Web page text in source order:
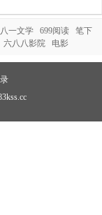
八一文学 699阅读
笔下
六八八影院 电影